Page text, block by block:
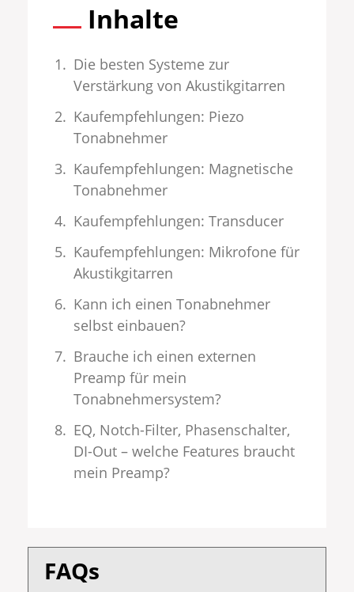
Inhalte
Die besten Systeme zur
Verstärkung von Akustikgitarren
Kaufempfehlungen: Piezo
Tonabnehmer
Kaufempfehlungen: Magnetische
Tonabnehmer
Kaufempfehlungen: Transducer
Kaufempfehlungen: Mikrofone für
Akustikgitarren
Kann ich einen Tonabnehmer
selbst einbauen?
Brauche ich einen externen
Preamp für mein
Tonabnehmersystem?
EQ, Notch-Filter, Phasenschalter,
DI-Out – welche Features braucht
mein Preamp?
FAQs